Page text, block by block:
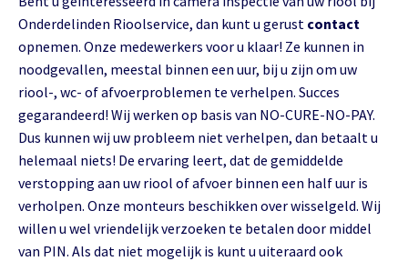
Onderdelinden Rioolservice, dan kunt u gerust contact
opnemen. Onze medewerkers voor u klaar! Ze kunnen in
noodgevallen, meestal binnen een uur, bij u zijn om uw
riool-, wc- of afvoerproblemen te verhelpen. Succes
gegarandeerd! Wij werken op basis van NO-CURE-NO-PAY.
Dus kunnen wij uw probleem niet verhelpen, dan betaalt u
helemaal niets! De ervaring leert, dat de gemiddelde
verstopping aan uw riool of afvoer binnen een half uur is
verholpen. Onze monteurs beschikken over wisselgeld. Wij
willen u wel vriendelijk verzoeken te betalen door middel
van PIN. Als dat niet mogelijk is kunt u uiteraard ook